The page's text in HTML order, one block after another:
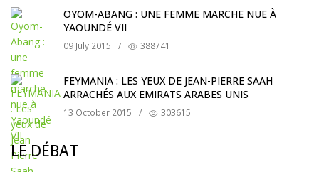
OYOM-ABANG : UNE FEMME MARCHE NUE À
YAOUNDÉ VII
09 July 2015 / 388741
FEYMANIA : LES YEUX DE JEAN-PIERRE SAAH
ARRACHÉS AUX EMIRATS ARABES UNIS
13 October 2015 / 303615
LE DÉBAT